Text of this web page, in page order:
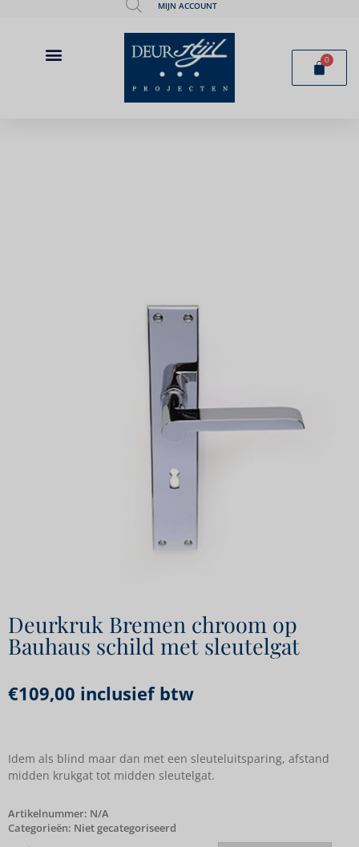
MIJN ACCOUNT
0
Deurkruk Bremen chroom op
Bauhaus schild met sleutelgat
€109,00 inclusief btw
Idem als blind maar dan met een sleuteluitsparing, afstand
midden krukgat tot midden sleutelgat.
Artikelnummer: N/A
Categorieën: Niet gecategoriseerd